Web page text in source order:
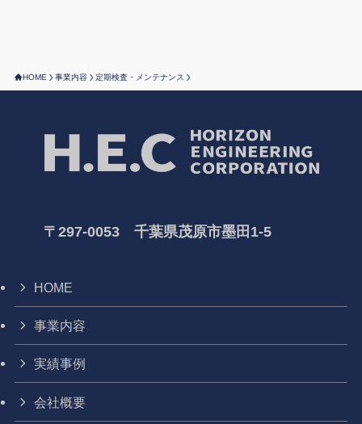
HOME 事業内容 定期検査・メンテナンス
〒297-0053 千葉県茂原市墨田1-5
HOME
事業内容
実績事例
会社概要